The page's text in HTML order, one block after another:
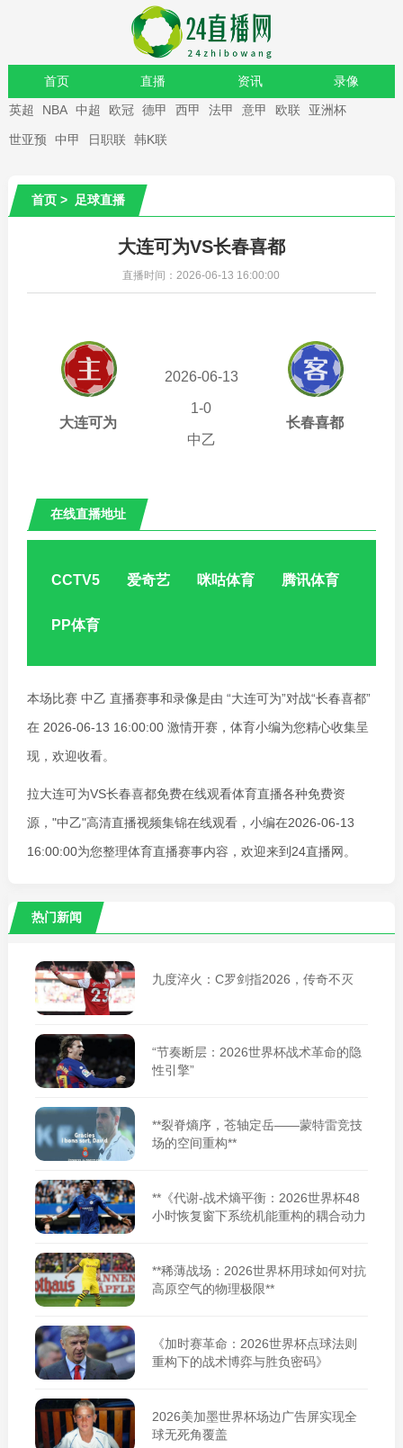
首页 直播 资讯 录像
重要赛事
英超 NBA 中超 欧冠 德甲 西甲 法甲 意甲 欧联 亚洲杯
世亚预 中甲 日职联 韩K联
首页> 足球直播
大连可为VS长春喜都
直播时间：2026-06-13 16:00:00
大连可为
2026-06-13
16:00:00
1-0
中乙
长春喜都
大连可为VS长春喜都
在线直播地址
CCTV5 爱奇艺 咪咕体育 腾讯体育
PP体育
本场比赛 中乙 直播赛事和录像是由 “大连可为”对战“长春喜都”
在 2026-06-13 16:00:00 激情开赛，体育小编为您精心收集呈
现，欢迎收看。
拉大连可为VS长春喜都免费在线观看体育直播各种免费资
源，"中乙"高清直播视频集锦在线观看，小编在2026-06-13
16:00:00为您整理体育直播赛事内容，欢迎来到24直播网。
热门新闻
九度淬火：C罗剑指2026，传奇不灭
“节奏断层：2026世界杯战术革命的隐
性引擎”
**裂脊熵序，苍轴定岳——蒙特雷竞技
场的空间重构**
**《代谢-战术熵平衡：2026世界杯48
小时恢复窗下系统机能重构的耦合动力
**稀薄战场：2026世界杯用球如何对抗
高原空气的物理极限**
《加时赛革命：2026世界杯点球法则
重构下的战术博弈与胜负密码》
2026美加墨世界杯场边广告屏实现全
球无死角覆盖